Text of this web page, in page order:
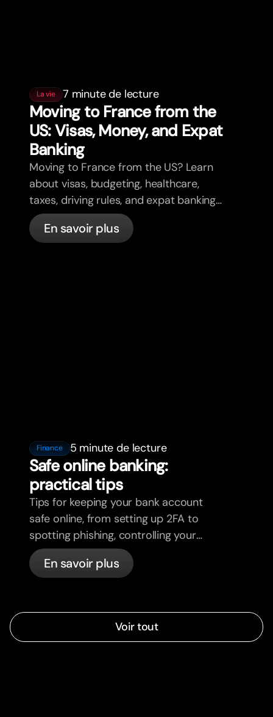
La vie 7 minute de lecture
Moving to France from the
US: Visas, Money, and Expat
Banking
Moving to France from the US? Learn
about visas, budgeting, healthcare,
taxes, driving rules, and expat banking
in France with bunq.
En savoir plus
Finance 5 minute de lecture
Safe online banking:
practical tips
Tips for keeping your bank account
safe online, from setting up 2FA to
spotting phishing, controlling your
cards, and what bunq handles
automatically.
En savoir plus
Voir tout